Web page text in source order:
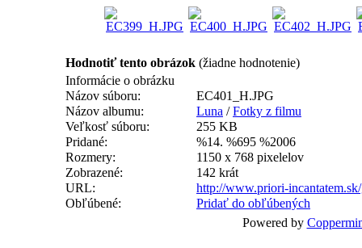
Hodnotiť tento obrázok (žiadne hodnotenie)
Informácie o obrázku
Názov súboru:
EC401_H.JPG
Názov albumu:
Luna /Fotky z filmu
Veľkosť súboru:
255 KB
Pridané:
%14. %695 %2006
Rozmery:
1150 x 768 pixelelov
Zobrazené:
142 krát
URL:
http://www.priori-
Obľúbené:
Pridať do obľúbených
Powered by